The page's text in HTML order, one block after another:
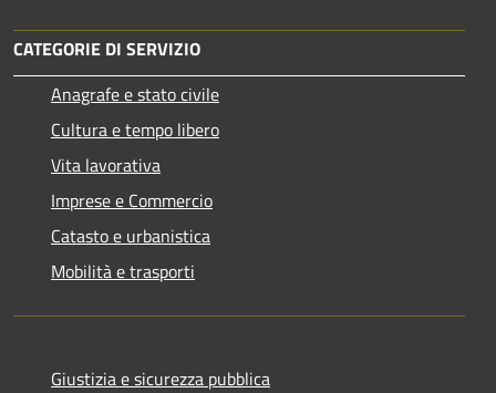
CATEGORIE DI SERVIZIO
Anagrafe e stato civile
Cultura e tempo libero
Vita lavorativa
Imprese e Commercio
Catasto e urbanistica
Mobilità e trasporti
Giustizia e sicurezza pubblica